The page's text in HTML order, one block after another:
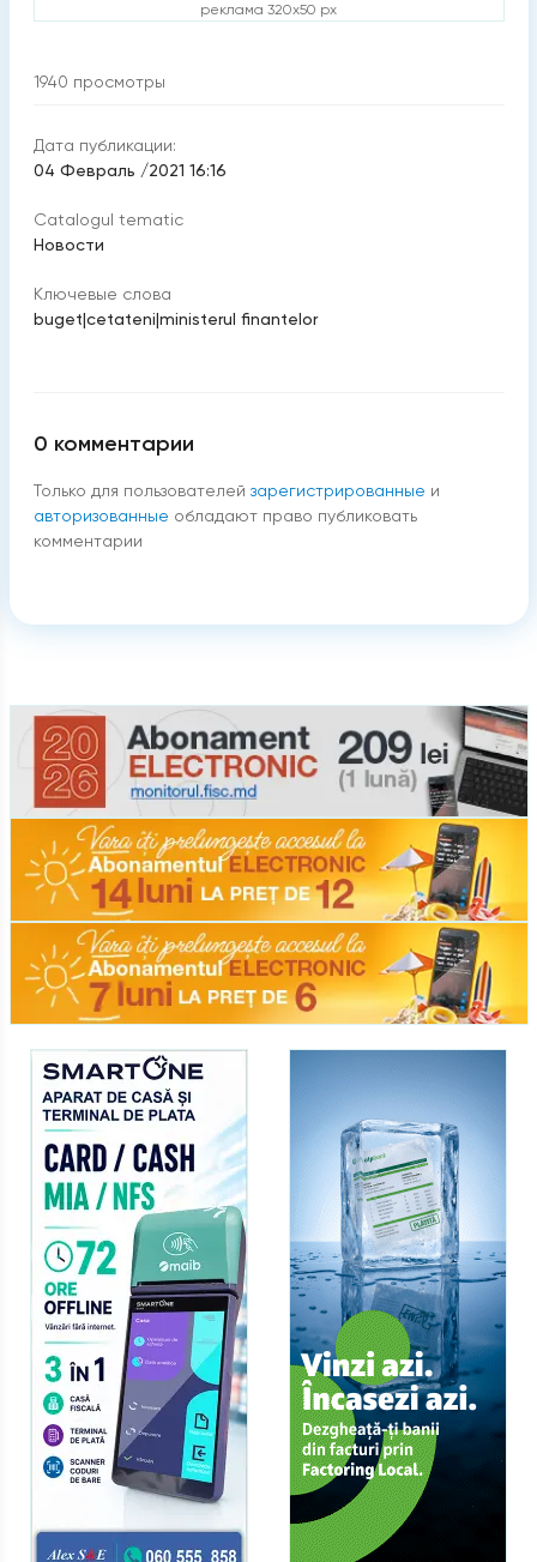
реклама 320x50 px
1940 просмотры
Дата публикации:
04 Февраль /2021 16:16
Catalogul tematic
Новости
Ключевые слова
buget|cetateni|ministerul finantelor
0 комментарии
Только для пользователей зарегистрированные и
авторизованные обладают право публиковать
комментарии